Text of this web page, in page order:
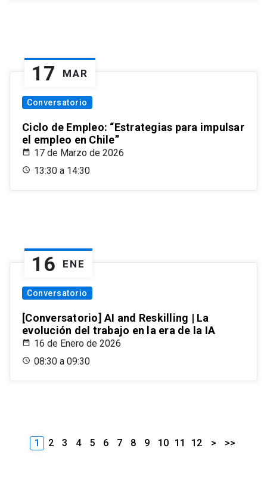
17 MAR
Conversatorio
Ciclo de Empleo: “Estrategias para impulsar
el empleo en Chile”
17 de Marzo de 2026
13:30 a 14:30
16 ENE
Conversatorio
[Conversatorio] AI and Reskilling | La
evolución del trabajo en la era de la IA
16 de Enero de 2026
08:30 a 09:30
1 2 3 4 5 6 7 8 9 10 11 12 > >>